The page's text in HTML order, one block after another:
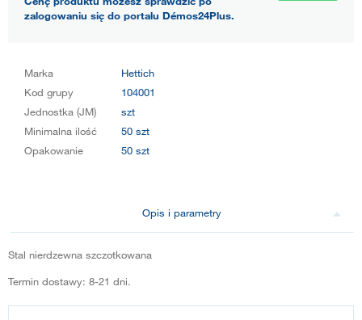
zalogowaniu się do portalu Démos24Plus.
Marka
Hettich
Kod grupy
104001
Jednostka (JM)
szt
Minimalna ilość
50 szt
Opakowanie
50 szt
Opis i parametry
Stal nierdzewna szczotkowana
Termin dostawy: 8-21 dni.